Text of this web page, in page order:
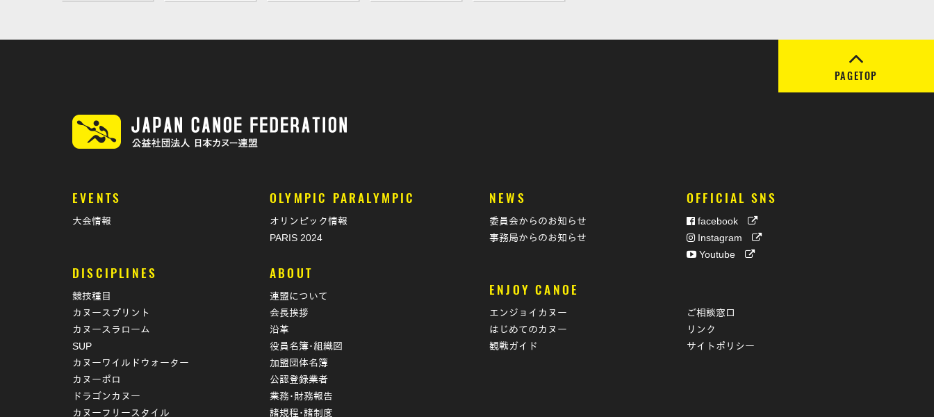
PAGETOP
EVENTS OLYMPIC PARALYMPIC
大会情報
オリンピック情報
PARIS 2024
DISCIPLINES ABOUT
競技種目
連盟について
カヌースプリント
会長挨拶
カヌースラローム
沿革
SUP
役員名簿･組織図
カヌーワイルドウォーター
加盟団体名簿
カヌーポロ
公認登録業者
ドラゴンカヌー
業務･財務報告
カヌーフリースタイル
諸規程･諸制度
NEWS OFFICIAL SNS
委員会からのお知らせ
facebook
事務局からのお知らせ
Instagram
Youtube
ENJOY CANOE
エンジョイカヌー
ご相談窓口
はじめてのカヌー
リンク
観戦ガイド
サイトポリシー